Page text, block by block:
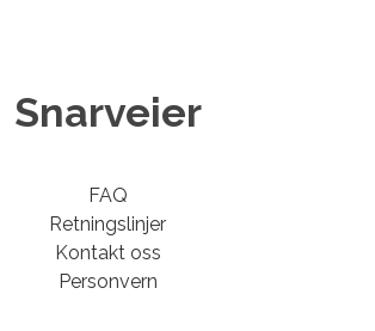
Snarveier
FAQ
Retningslinjer
Kontakt oss
Personvern